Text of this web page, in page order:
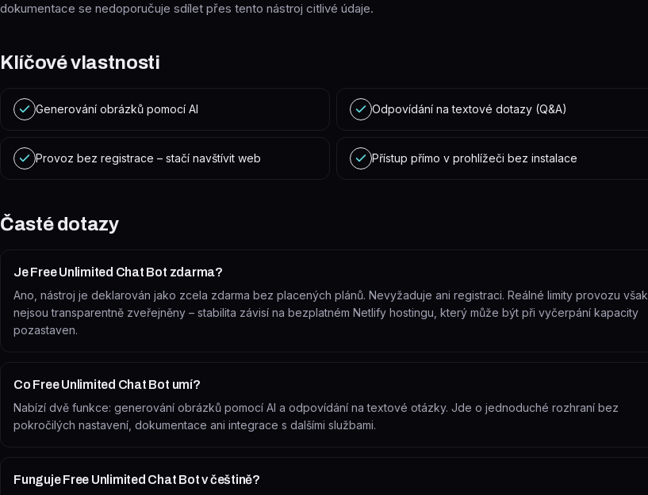
dokumentace se nedoporučuje sdílet přes tento nástroj citlivé údaje.
Klíčové vlastnosti
Generování obrázků pomocí AI Odpovídání na textové dotazy (Q&A)
Provoz bez registrace – stačí navštívit web Přístup přímo v prohlížeči bez instalace
Časté dotazy
Je Free Unlimited Chat Bot zdarma?
Ano, nástroj je deklarován jako zcela zdarma bez placených plánů. Nevyžaduje ani registraci. Reálné limity provozu však
nejsou transparentně zveřejněny – stabilita závisí na bezplatném Netlify hostingu, který může být při vyčerpání kapacity
pozastaven.
Co Free Unlimited Chat Bot umí?
Nabízí dvě funkce: generování obrázků pomocí AI a odpovídání na textové otázky. Jde o jednoduché rozhraní bez
pokročilých nastavení, dokumentace ani integrace s dalšími službami.
Funguje Free Unlimited Chat Bot v češtině?